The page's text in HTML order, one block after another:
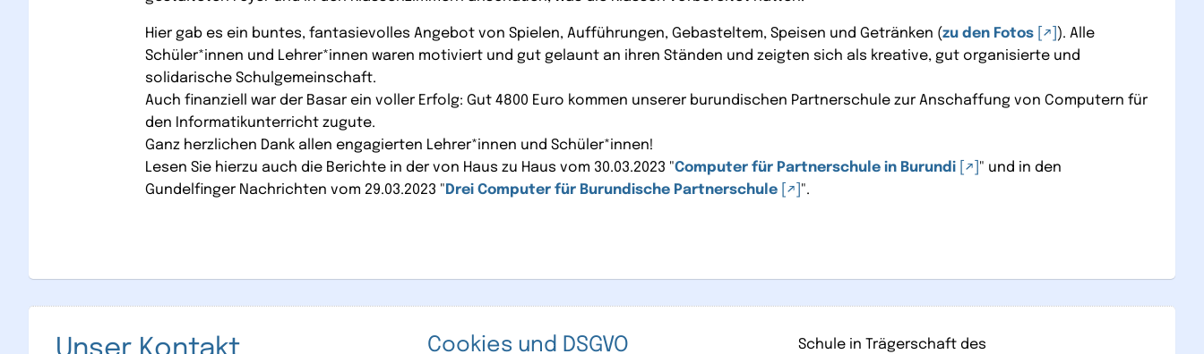
Hier gab es ein buntes, fantasievolles Angebot von Spielen, Aufführungen, Gebasteltem, Speisen und Getränken (zu den Fotos
). Alle
Schüler*innen und Lehrer*innen waren motiviert und gut gelaunt an ihren Ständen und zeigten sich als kreative, gut organisierte und
solidarische Schulgemeinschaft.
Auch finanziell war der Basar ein voller Erfolg: Gut 4800 Euro kommen unserer burundischen Partnerschule zur Anschaffung von Computern für
den Informatikunterricht zugute.
Ganz herzlichen Dank allen engagierten Lehrer*innen und Schüler*innen!
Lesen Sie hierzu auch die Berichte in der von Haus zu Haus vom 30.03.2023 "Computer für Partnerschule in Burundi
" und in den
Gundelfinger Nachrichten vom 29.03.2023 " Drei Computer für Burundische Partnerschule ".
Cookies und DSGVO Schule in Trägerschaft des